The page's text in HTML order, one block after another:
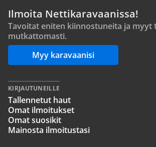
Ilmoita Nettikaravaanissa!
Tavoitat eniten kiinnostuneita ja myyt
mutkattomasti.
Myy karavaanisi
KIRJAUTUNEILLE
Tallennetut haut
Omat ilmoitukset
Omat suosikit
Mainosta ilmoitustasi